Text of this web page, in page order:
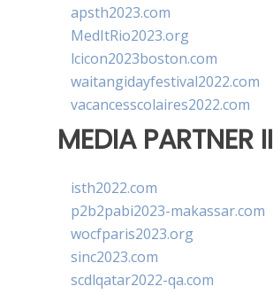
apsth2023.com
MedItRio2023.org
lcicon2023boston.com
waitangidayfestival2022.com
vacancesscolaires2022.com
MEDIA PARTNER II
isth2022.com
p2b2pabi2023-makassar.com
wocfparis2023.org
sinc2023.com
scdlqatar2022-qa.com